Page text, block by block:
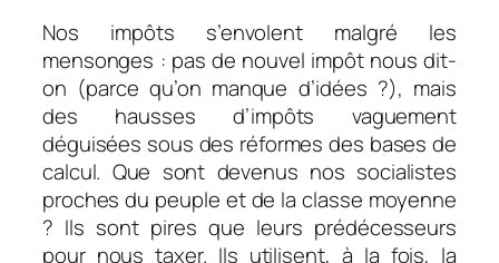
Nos impôts s’envolent malgré les
mensonges : pas de nouvel impôt nous dit-
on (parce qu’on manque d’idées ?), mais
des hausses d’impôts vaguement
déguisées sous des réformes des bases de
calcul. Que sont devenus nos socialistes
proches du peuple et de la classe moyenne
? Ils sont pires que leurs prédécesseurs
pour nous taxer. Ils utilisent, à la fois, la